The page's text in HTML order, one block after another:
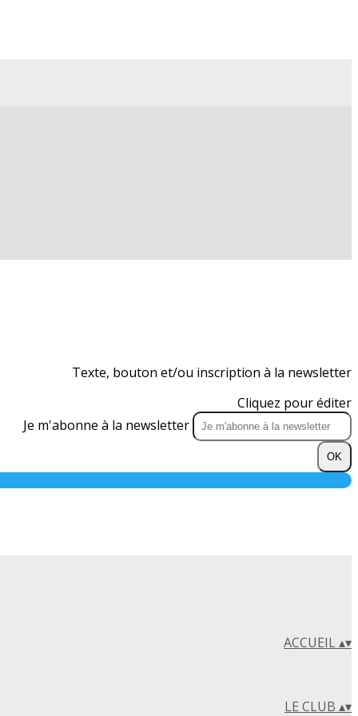
Texte, bouton et/ou inscription à la newsletter
Cliquez pour éditer
Je m'abonne à la newsletter
OK
ACCUEIL ▴▾
LE CLUB ▴▾